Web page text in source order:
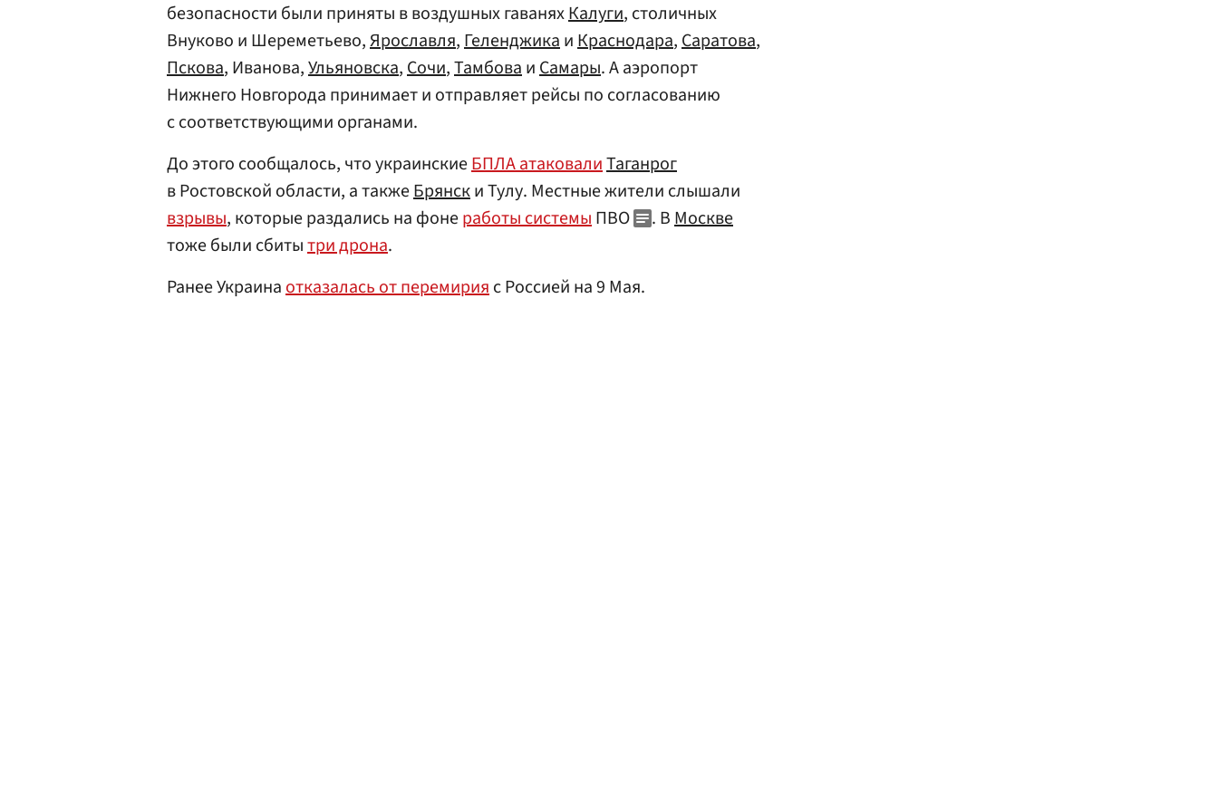
безопасности были приняты в воздушных гаваняхКалуги, столичных
Внуково и Шереметьево,Ярославля,ГеленджикаиКраснодара,Саратова,
Пскова, Иванова,Ульяновска,Сочи,ТамбоваиСамары. А аэропорт
Нижнего Новгорода принимает и отправляет рейсы по согласованию
с соответствующими органами.
До этого сообщалось, что украинскиеБПЛА атаковалиТаганрог
в Ростовской области, а такжеБрянски Тулу. Местные жители слышали
взрывы, которые раздались на фонеработы системыПВО . ВМоскве
тоже были сбитытри дрона.
Ранее Украинаотказалась от перемирияс Россией на 9 Мая.